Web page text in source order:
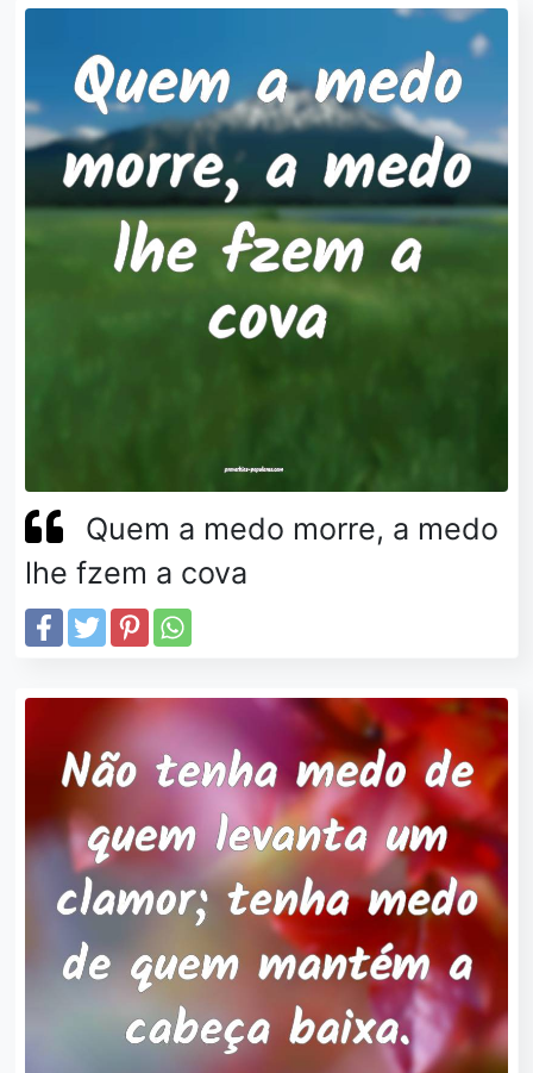
Quem a medo morre, a medo
lhe fzem a cova